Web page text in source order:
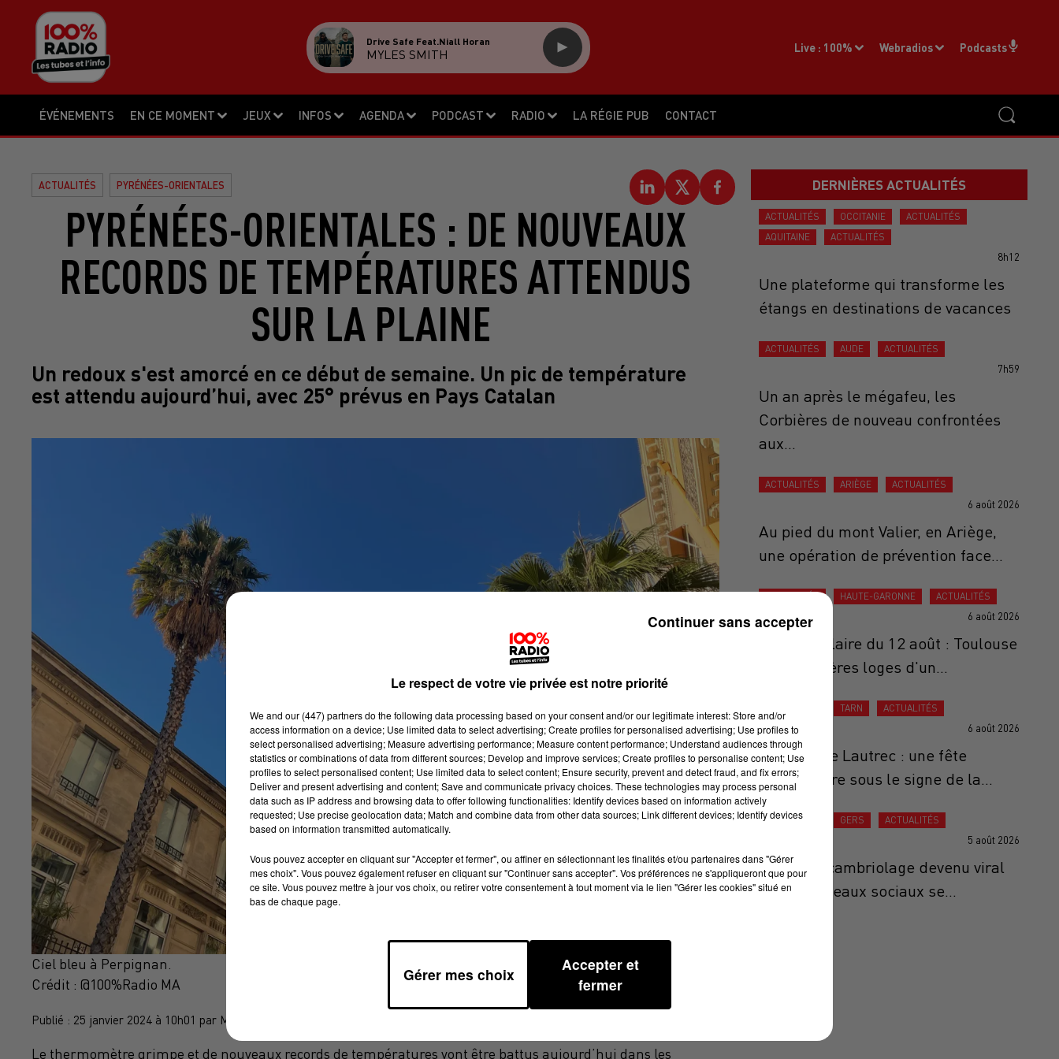
ÉVÉNEMENTS EN CE MOMENT JEUX INFOS AGENDA PODCAST RADIO LA RÉGIE PUB CONTACT
Live : 100% Webradios Podcasts
Drive Safe Feat.niall Horan
MYLES SMITH
ACTUALITÉS PYRÉNÉES-ORIENTALES
PYRÉNÉES-ORIENTALES : DE NOUVEAUX
RECORDS DE TEMPÉRATURES ATTENDUS
SUR LA PLAINE
Un redoux s'est amorcé en ce début de semaine. Un pic de température
est attendu aujourd’hui, avec 25° prévus en Pays Catalan
Ciel bleu à Perpignan.
Crédit : @100%Radio MA
Publié : 25 janvier 2024 à 10h01 par Margaux Alix
Le thermomètre grimpe et de nouveaux records de températures vont être battus aujourd’hui dans les
DERNIÈRES ACTUALITÉS
ACTUALITÉS OCCITANIE
ACTUALITÉS
AQUITAINE
ACTUALITÉS
8h12
Une plateforme qui transforme les
étangs en destinations de vacances
ACTUALITÉS AUDE ACTUALITÉS
7h59
Un an après le mégafeu, les
Corbières de nouveau confrontées
aux...
ACTUALITÉS ARIÈGE ACTUALITÉS
6 août 2026
Au pied du mont Valier, en Ariège,
une opération de prévention face...
ACTUALITÉS HAUTE-GARONNE ACTUALITÉS
6 août 2026
Éclipse solaire du 12 août : Toulouse
aux premières loges d'un...
TARN ACTUALITÉS
6 août 2026
Ail Rose de Lautrec : une fête
anniversaire sous le signe de la...
ACTUALITÉS GERS ACTUALITÉS
5 août 2026
Gers : Le cambriolage devenu viral
sur les réseaux sociaux se...
Le respect de votre vie privée est notre priorité
We and our (447) partnersdo the following data processing based on your consent and/or our legitimate interest: Store and/or
access information on a device; Use limited data to select advertising; Create profiles for personalised advertising; Use profiles to
select personalised advertising; Measure advertising performance; Measure content performance; Understand audiences through
statistics or combinations of data from different sources; Develop and improve services; Create profiles to personalise content; Use
profiles to select personalised content; Use limited data to select content; Ensure security, prevent and detect fraud, and fix errors;
Deliver and present advertising and content; Save and communicate privacy choices. These technologies may process personal
data such as IP address and browsing data to offer following functionalities: Identify devices based on information actively
requested; Use precise geolocation data; Match and combine data from other data sources; Link different devices; Identify devices
based on information transmitted automatically.
Vous pouvez accepter en cliquant sur "Accepter et fermer", ou affiner en sélectionnant les finalités et/ou partenaires dans "Gérer
mes choix". Vous pouvez également refuser en cliquant sur "Continuer sans accepter". Vos préférences ne s'appliqueront que pour
ce site. Vous pouvez mettre à jour vos choix, ou retirer votre consentement à tout moment via le lien "Gérer les cookies" situé en
bas de chaque page.
Gérer mes choix
Accepter et
fermer
Continuer sans accepter